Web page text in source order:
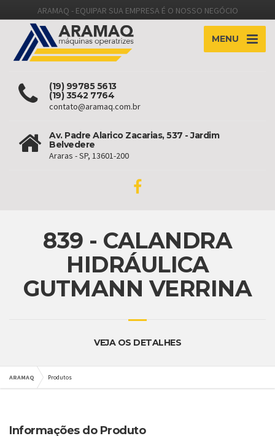
ARAMAQ - EQUIPAR SUA EMPRESA É O NOSSO NEGÓCIO
MENU
(19) 99785 5613
(19) 3542 7764
contato@aramaq.com.br
Av. Padre Alarico Zacarias, 537 - Jardim
Belvedere
Araras - SP, 13601-200
839 - CALANDRA
HIDRÁULICA
GUTMANN VERRINA
VEJA OS DETALHES
ARAMAQ Produtos
Informações do Produto